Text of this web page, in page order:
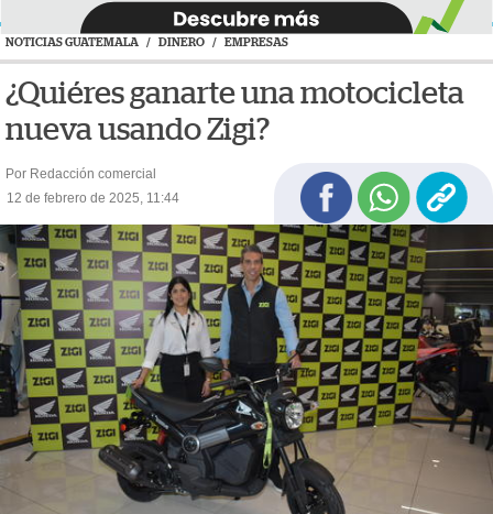
NOTICIAS GUATEMALA / DINERO / EMPRESAS
¿Quiéres ganarte una motocicleta
nueva usando Zigi?
Por Redacción comercial
12 de febrero de 2025, 11:44